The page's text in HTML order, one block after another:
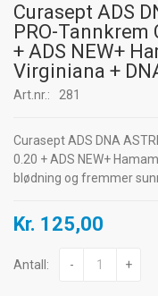
Curasept ADS
PRO-Tannkrem
+ ADS NEW+
Virginiana +
Art.nr.: 281
Curasept ADS DNA
0.20 + ADS NEW+
blødning og fremmer
Kr. 125,00
Antall: - +